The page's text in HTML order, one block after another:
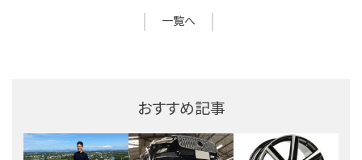
一覧へ
おすすめ記事